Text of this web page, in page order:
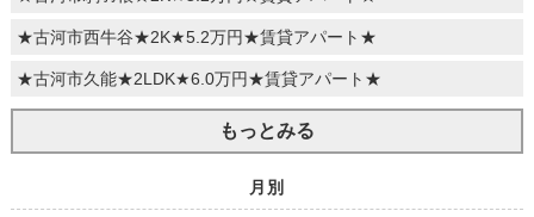
★古河市西牛谷★2K★5.2万円★賃貸アパート★
★古河市久能★2LDK★6.0万円★賃貸アパート★
もっとみる
月別